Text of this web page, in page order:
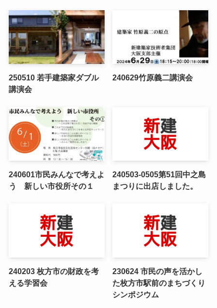
250510 若手建築家ダブル
講演会
240629竹原義二講演会
240601市民みんなで考えよ
う 新しい市役所その１
240503-0505第51回中之島
まつりに出店しました。
240203 枚方市の財政を考
える学習会
230624 市民の声を活かし
た枚方市駅前のまちづくり
シンポジウム